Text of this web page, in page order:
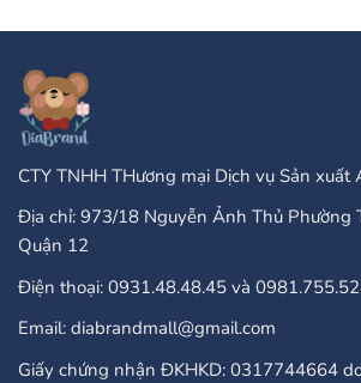
99.000₫
CTY TNHH THương mại Dịch vụ Sản xuất
Địa chỉ: 973/18 Nguyễn Ảnh Thủ Phường
Quận 12
Điện thoại: 0931.48.48.45 và
Email: diabrandmall@gmail.com
Giấy chứng nhận ĐKHKD: 0317744664